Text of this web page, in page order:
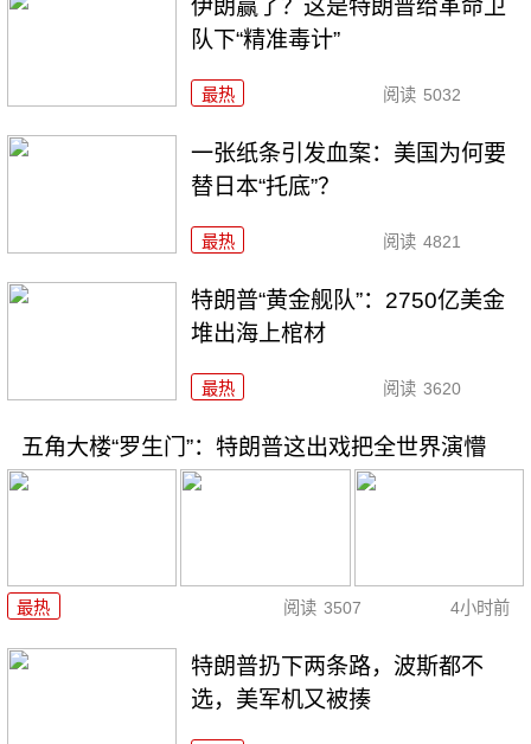
伊朗赢了？这是特朗普给革命卫
队下“精准毒计”
最热 阅读 5032
一张纸条引发血案：美国为何要
替日本“托底”？
最热 阅读 4821
特朗普“黄金舰队”：2750亿美金
堆出海上棺材
最热 阅读 3620
五角大楼“罗生门”：特朗普这出戏把全世界演懵
最热 阅读 3507 4小时前
特朗普扔下两条路，波斯都不
选，美军机又被揍